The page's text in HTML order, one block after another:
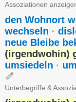
Assoziationen
den Wohnort
wechseln ·
neue Bleibe
(irgendwohin)
umsiedeln ·
Unterbegriffe &